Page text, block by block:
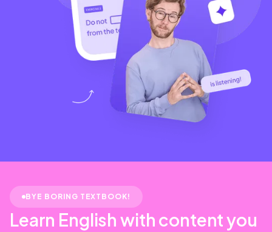
BYE BORING TEXTBOOK!
Learn English with content you